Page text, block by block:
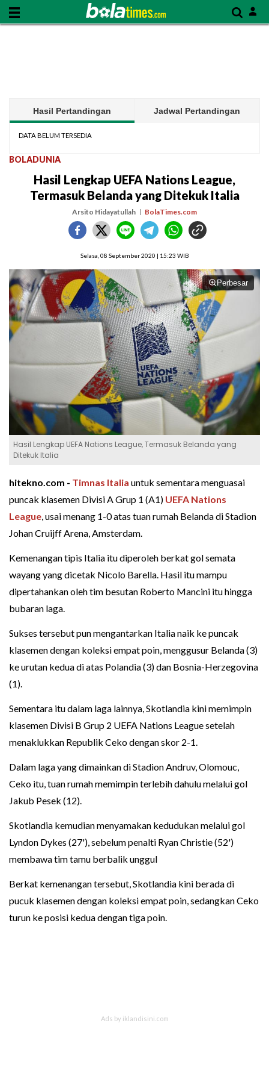
Hasil Pertandingan Jadwal Pertandingan
DATA BELUM TERSEDIA
BOLADUNIA
Hasil Lengkap UEFA Nations League,
Termasuk Belanda yang Ditekuk Italia
Arsito Hidayatullah BolaTimes.com
Selasa, 08 September 2020 | 15:23 WIB
Perbesar
Hasil Lengkap UEFA Nations League, Termasuk Belanda yang
Ditekuk Italia
hitekno.com - Timnas Italia untuk sementara menguasai
puncak klasemen Divisi A Grup 1 (A1) UEFA Nations
League, usai menang 1-0 atas tuan rumah Belanda di Stadion
Johan Cruijff Arena, Amsterdam.
Kemenangan tipis Italia itu diperoleh berkat gol semata
wayang yang dicetak Nicolo Barella. Hasil itu mampu
dipertahankan oleh tim besutan Roberto Mancini itu hingga
bubaran laga.
Sukses tersebut pun mengantarkan Italia naik ke puncak
klasemen dengan koleksi empat poin, menggusur Belanda (3)
ke urutan kedua di atas Polandia (3) dan Bosnia-Herzegovina
(1).
Sementara itu dalam laga lainnya, Skotlandia kini memimpin
klasemen Divisi B Grup 2 UEFA Nations League setelah
menaklukkan Republik Ceko dengan skor 2-1.
Dalam laga yang dimainkan di Stadion Andruv, Olomouc,
Ceko itu, tuan rumah memimpin terlebih dahulu melalui gol
Jakub Pesek (12).
Skotlandia kemudian menyamakan kedudukan melalui gol
Lyndon Dykes (27'), sebelum penalti Ryan Christie (52')
membawa tim tamu berbalik unggul
Berkat kemenangan tersebut, Skotlandia kini berada di
pucuk klasemen dengan koleksi empat poin, sedangkan Ceko
turun ke posisi kedua dengan tiga poin.